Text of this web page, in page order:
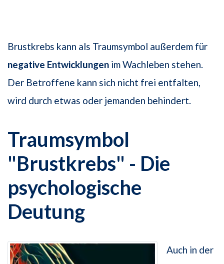
Brustkrebs kann als Traumsymbol außerdem für
negative Entwicklungen im Wachleben stehen.
Der Betroffene kann sich nicht frei entfalten,
wird durch etwas oder jemanden behindert.
Traumsymbol
"Brustkrebs" - Die
psychologische
Deutung
Auch in der